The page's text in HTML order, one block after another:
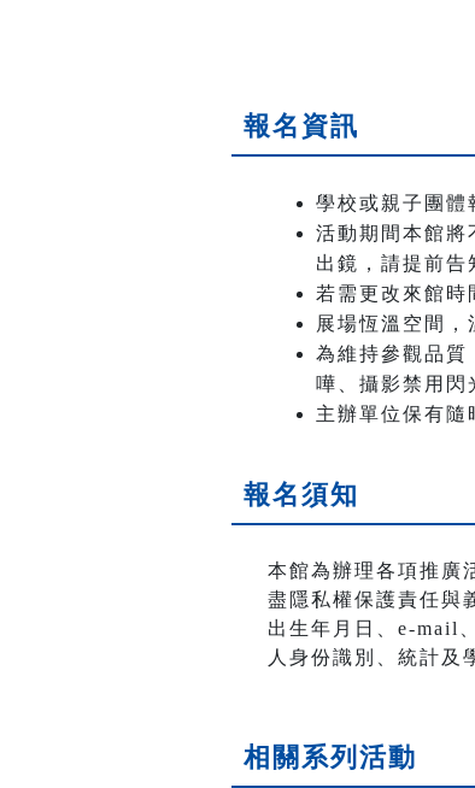
報名資訊
學校或親子團體
活動期間本館將
出鏡，請提前告
若需更改來館時
展場恆溫空間
為維持參觀品質
嘩、攝影禁用閃
主辦單位保有隨
報名須知
本館為辦理各項推廣
盡隱私權保護責任與
出生年月日、e-mail
人身份識別、統計及
相關系列活動